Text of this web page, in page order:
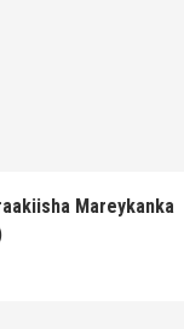
Mareykanka